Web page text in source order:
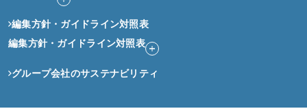
編集方針・ガイドライン対照表
編集方針・ガイドライン対照表
グループ会社のサステナビリティ